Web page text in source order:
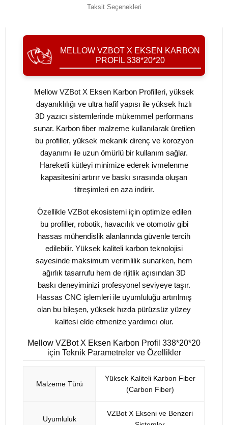
Taksit Seçenekleri
MELLOW VZBOT X EKSEN KARBON
PROFIL 338*20*20
Mellow VZBot X Eksen Karbon Profilleri, yüksek
dayanıklılığı ve ultra hafif yapısı ile yüksek hızlı
3D yazıcı sistemlerinde mükemmel performans
sunar. Karbon fiber malzeme kullanılarak üretilen
bu profiller, yüksek mekanik direnç ve korozyon
dayanımı ile uzun ömürlü bir kullanım sağlar.
Hareketli kütleyi minimize ederek ivmelenme
kapasitesini artırır ve baskı sırasında oluşan
titreşimleri en aza indirir.
Özellikle VZBot ekosistemi için optimize edilen
bu profiller, robotik, havacılık ve otomotiv gibi
hassas mühendislik alanlarında güvenle tercih
edilebilir. Yüksek kaliteli karbon teknolojisi
sayesinde maksimum verimlilik sunarken, hem
ağırlık tasarrufu hem de rijitlik açısından 3D
baskı deneyiminizi profesyonel seviyeye taşır.
Hassas CNC işlemleri ile uyumluluğu artırılmış
olan bu bileşen, yüksek hızda pürüzsüz yüzey
kalitesi elde etmenize yardımcı olur.
Mellow VZBot X Eksen Karbon Profil 338*20*20
için Teknik Parametreler ve Özellikler
Malzeme Türü
Yüksek Kaliteli Karbon Fiber
(Carbon Fiber)
Uyumluluk
VZBot X Ekseni ve Benzeri